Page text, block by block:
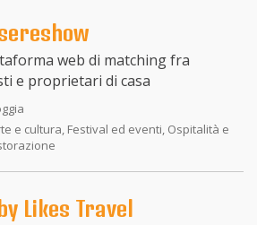
web di matching fra
e proprietari di casa
e cultura, Festival ed eventi, Ospitalità e
Likes Travel